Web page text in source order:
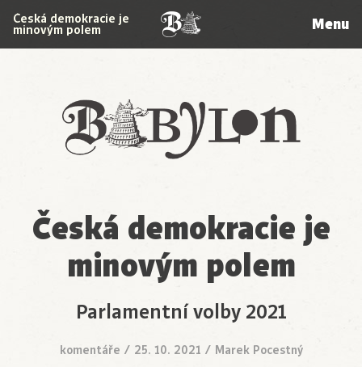
Babylon
Česká demokracie je
minovým polem Menu
Česká demokracie je
minovým polem
Parlamentní volby 2021
komentáře / 25. 10. 2021 / Marek Pocestný